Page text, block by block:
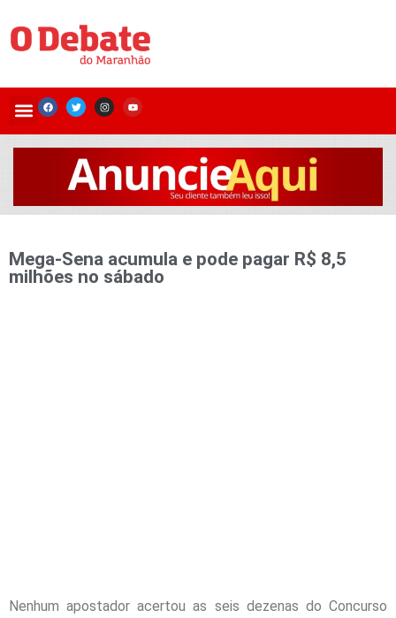
Mega-Sena acumula e pode pagar R$ 8,5
milhões no sábado
Nenhum apostador acertou as seis dezenas do Concurso